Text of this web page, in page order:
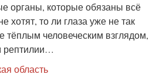
органы, которые обязаны всё
хотят, то ли глаза уже не так
человеческим взглядом,
рептилии…
область